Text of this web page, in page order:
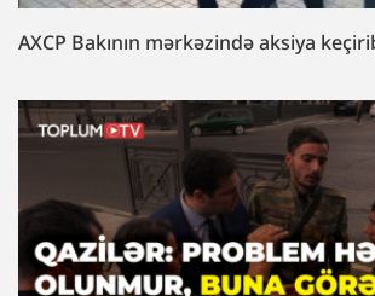
AXCP Bakının mərkəzində aksiya